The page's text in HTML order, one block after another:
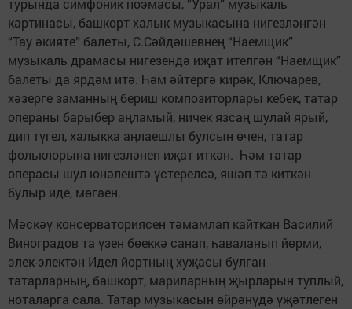
турында симфоник поэмасы, “Урал” музыкаль
картинасы, башкорт халык музыкасына нигезләнгән
“Тау әкияте” балеты, С.Сәйдәшевнең “Наемщик”
музыкаль драмасы нигезендә иҗат ителгән “Наемщик”
балеты да ярдәм итә. Һәм әйтергә кирәк, Ключарев,
хәзерге заманның бериш композиторлары кебек, татар
операны барыбер аңламый, ничек язсаң шулай ярый,
дип түгел, халыкка аңлаешлы булсын өчен, татар
фольклорына нигезләнеп иҗат иткән. Һәм татар
операсы шул юнәлештә үстерелсә, яшәп тә киткән
булыр иде, мөгаен.
Мәскәү консерваториясен тәмамлап кайткан Василий
Виноградов та үзен бөеккә санап, һаваланып йөрми,
элек-электән Идел йортның хуҗасы булган
татарларның, башкорт, мариларның җырларын туплый,
ноталарга сала. Татар музыкасын өйрәнүдә үҗәтлеген